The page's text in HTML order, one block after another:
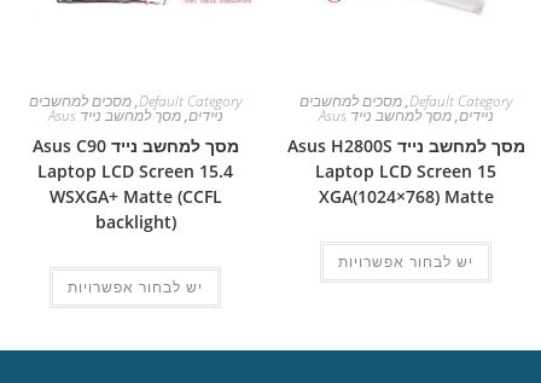
Default Category
,מסכים למחשבים
ניידים,מסך למחשב נייד Asus
מסך למחשב נייד Asus H2800S
Laptop LCD Screen 15
XGA(1024×768) Matte
יש לבחור אפשרויות
Default Category
,מסכים למחשבים
ניידים,מסך למחשב נייד Asus
מסך למחשב נייד Asus C90
Laptop LCD Screen 15.4
WSXGA+ Matte (CCFL
backlight)
יש לבחור אפשרויות